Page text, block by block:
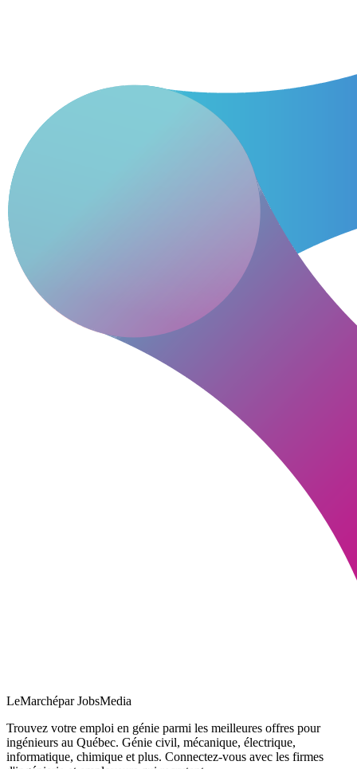
LeMarchépar JobsMedia
Trouvez votre emploi en génie parmi les meilleures offres pour
ingénieurs au Québec. Génie civil, mécanique, électrique,
informatique, chimique et plus. Connectez-vous avec les firmes